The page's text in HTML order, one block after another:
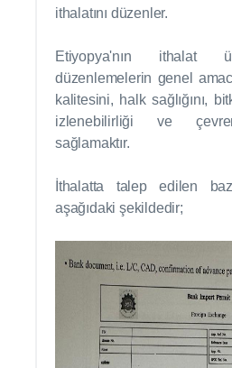
ithalatını düzenler.
Etiyopya'nın ithalat
düzenlemelerin genel
kalitesini, halk sağlığını,
izlenebilirliği ve
sağlamaktır.
İthalatta talep edilen
aşağıdaki şekildedir;